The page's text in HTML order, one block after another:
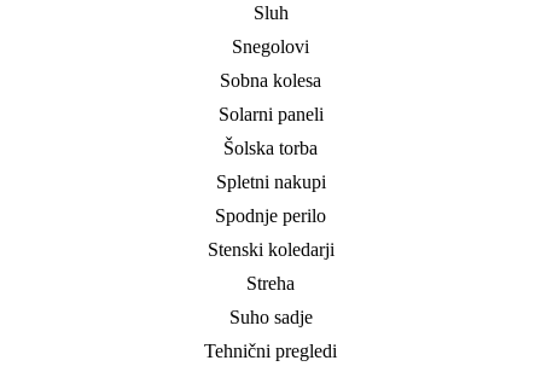
Sluh
Snegolovi
Sobna kolesa
Solarni paneli
Šolska torba
Spletni nakupi
Spodnje perilo
Stenski koledarji
Streha
Suho sadje
Tehnični pregledi